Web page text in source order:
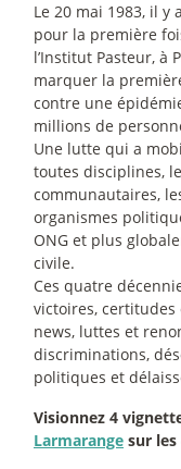
Le 20 mai 1983, il y
pour la première
l’Institut Pasteur, à
marquer la
contre une
millions de
Une lutte qui a
toutes disciplines,
communautaires,
organismes
ONG et plus
civile.
Ces quatre
victoires, certitudes
news, luttes et
discriminations,
politiques et
Visionnez 4
Larmarange sur les